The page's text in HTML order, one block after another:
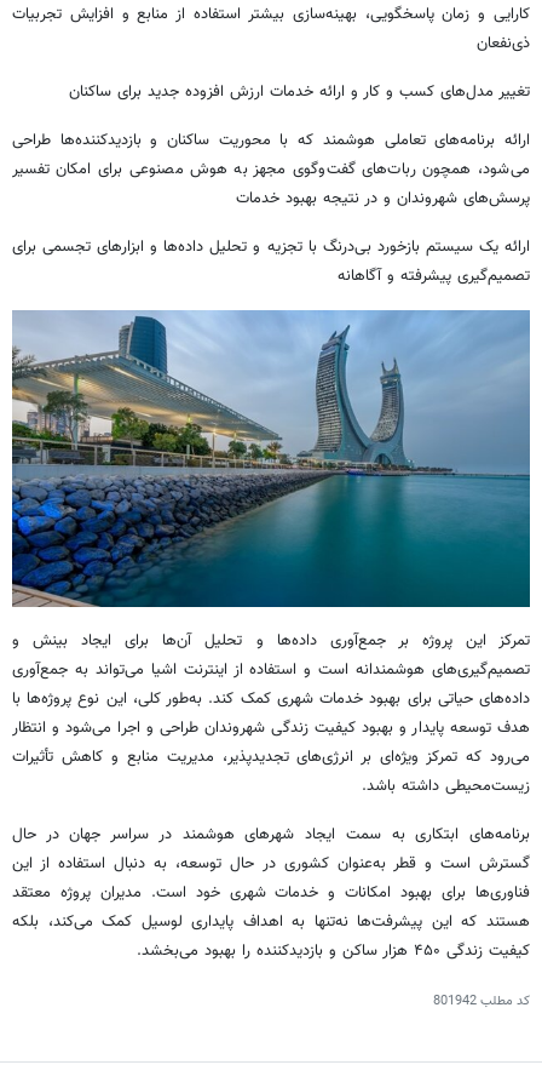
کارایی و زمان پاسخگویی، بهینه‌سازی بیشتر استفاده از منابع و افزایش تجربیات
ذی‌نفعان
تغییر مدل‌های کسب و کار و ارائه خدمات ارزش افزوده جدید برای ساکنان
ارائه برنامه‌های تعاملی هوشمند که با محوریت ساکنان و بازدیدکننده‌ها طراحی
می‌شود، همچون ربات‌های گفت‌وگوی مجهز به هوش مصنوعی برای امکان تفسیر
پرسش‌های شهروندان و در نتیجه بهبود خدمات
ارائه یک سیستم بازخورد بی‌درنگ با تجزیه و تحلیل داده‌ها و ابزارهای تجسمی برای
تصمیم‌گیری پیشرفته و آگاهانه
تمرکز این پروژه بر جمع‌آوری داده‌ها و تحلیل آن‌ها برای ایجاد بینش و
تصمیم‌گیری‌های هوشمندانه است و استفاده از اینترنت اشیا می‌تواند به جمع‌آوری
داده‌های حیاتی برای بهبود خدمات شهری کمک کند. به‌طور کلی، این نوع پروژه‌ها با
هدف توسعه پایدار و بهبود کیفیت زندگی شهروندان طراحی و اجرا می‌شود و انتظار
می‌رود که تمرکز ویژه‌ای بر انرژی‌هایتجدیدپذیر، مدیریت منابع و کاهش تأثیرات
زیست‌محیطی داشته باشد.
برنامه‌های ابتکاری به سمت ایجاد شهرهای هوشمند در سراسر جهان در حال
گسترش است و قطر به‌عنوان کشوری در حال توسعه، به دنبال استفاده از این
فناوری‌ها برای بهبود امکانات و خدمات شهری خود است. مدیران پروژه معتقد
هستند که این پیشرفت‌ها نه‌تنها به اهداف پایداری لوسیل کمک می‌کند، بلکه
کیفیت زندگی ۴۵۰ هزار ساکن و بازدیدکننده را بهبود می‌بخشد.
کد مطلب801942